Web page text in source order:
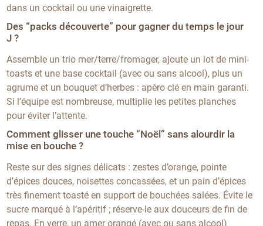
dans un cocktail ou une vinaigrette.
Des “packs découverte” pour gagner du temps le jour
J ?
Assemble un trio mer/terre/fromager, ajoute un lot de mini-
toasts et une base cocktail (avec ou sans alcool), plus un
agrume et un bouquet d’herbes : apéro clé en main garanti.
Si l’équipe est nombreuse, multiplie les petites planches
pour éviter l’attente.
Comment glisser une touche “Noël” sans alourdir la
mise en bouche ?
Reste sur des signes délicats : zestes d’orange, pointe
d’épices douces, noisettes concassées, et un pain d’épices
très finement toasté en support de bouchées salées. Évite le
sucre marqué à l’apéritif ; réserve-le aux douceurs de fin de
repas. En verre, un amer orangé (avec ou sans alcool)